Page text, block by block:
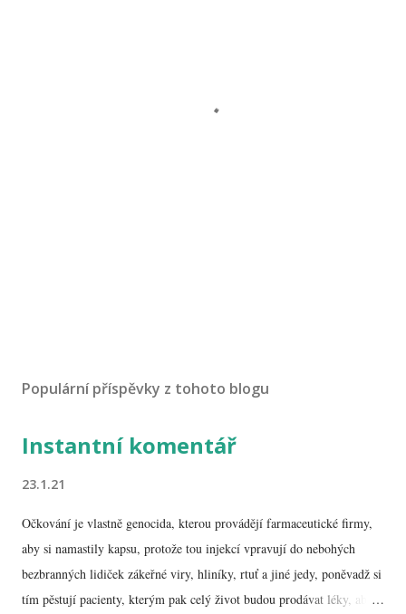
Populární příspěvky z tohoto blogu
Instantní komentář
23.1.21
Očkování je vlastně genocida, kterou provádějí farmaceutické firmy,
aby si namastily kapsu, protože tou injekcí vpravují do nebohých
bezbranných lidiček zákeřné viry, hliníky, rtuť a jiné jedy, poněvadž si
tím pěstují pacienty, kterým pak celý život budou prodávat léky, aby